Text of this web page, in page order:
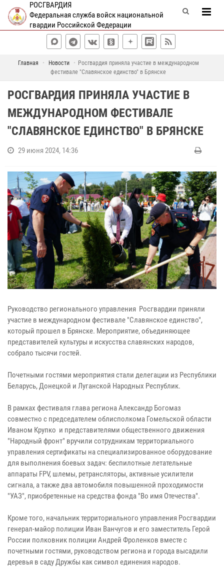
РОСГВАРДИЯ
Федеральная служба войск национальной
гвардии Российской Федерации
Главная Новости
Росгвардия приняла участие в международном
фестивале "Славянское единство" в Брянске
РОСГВАРДИЯ ПРИНЯЛА УЧАСТИЕ В
МЕЖДУНАРОДНОМ ФЕСТИВАЛЕ
"СЛАВЯНСКОЕ ЕДИНСТВО" В БРЯНСКЕ
29 июня 2024, 14:36
Руководство регионального управления Росгвардии приняли
участие в международном фестивале "Славянское единство",
который прошел в Брянске. Мероприятие, объединяющее
представителей культуры и искусства славянских народов,
собрало тысячи гостей.
Почетными гостями мероприятия стали делегации из Республики
Беларусь, Донецкой и Луганской Народных Республик.
В рамках фестиваля глава региона Александр Богомаз
совместно с председателем облисполкома Гомельской области
Иваном Крупко и представителями общественного движения
"Народный фронт" вручили сотрудникам территориального
управления сертификаты на специализированное оборудование
для выполнения боевых задач: беспилотные летательные
аппараты FPV, шлемы, ретрансляторы, активные усилители
сигнала, а также два автомобиля повышенной проходимости
"УАЗ", приобретенные на средства фонда "Во имя Отечества".
Кроме того, начальник территориального управления Росгвардии
генерал-майор полиции Иван Ванчугов и его заместитель Герой
России полковник полиции Андрей Фроленков вместе с
почетными гостями, руководством региона и города высадили
деревья в саду Дружбы как символ единения народов.